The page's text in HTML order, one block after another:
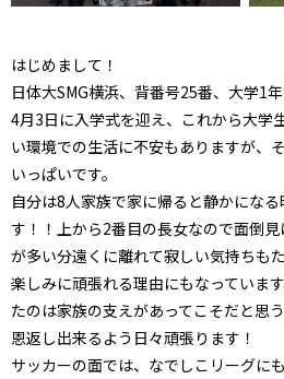
はじめまして！
日体大SMG横浜、背番号25番、大学1
4月3日に入学式を迎え、これから大学
い環境での生活に不安もありますが、
いっぱいです。
自分は8人家族で家に帰ると静かにな
す！！上から2番目の長女なので面倒
が多い分遠くに離れて寂しい気持ちも
楽しみに頑張れる理由にもなっていま
たのは家族の支えがあってこそだと思
恩返し出来るよう日々頑張ります！
サッカーの面では、なでしこリーグに